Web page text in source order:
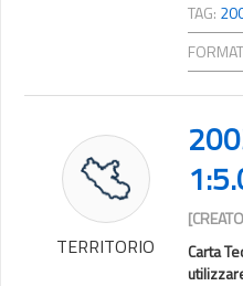
TAG:
TERRITORIO
Carta